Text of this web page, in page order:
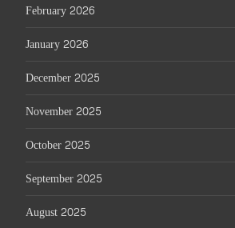
February 2026
January 2026
December 2025
November 2025
October 2025
September 2025
August 2025